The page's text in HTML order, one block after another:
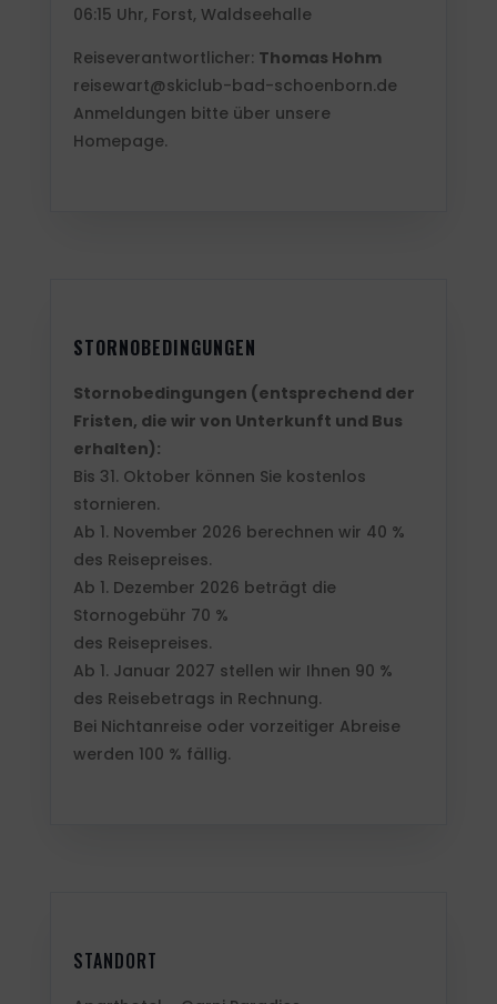
06:15 Uhr, Forst, Waldseehalle
Reiseverantwortlicher: Thomas Hohm
reisewart@skiclub-bad-schoenborn.de
Anmeldungen bitte über unsere
Homepage.
STORNOBEDINGUNGEN
Stornobedingungen (entsprechend der
Fristen, die wir von Unterkunft und Bus
erhalten):
Bis 31. Oktober können Sie kostenlos
stornieren.
Ab 1. November 2026 berechnen wir 40 %
des Reisepreises.
Ab 1. Dezember 2026 beträgt die
Stornogebühr 70 %
des Reisepreises.
Ab 1. Januar 2027 stellen wir Ihnen 90 %
des Reisebetrags in Rechnung.
Bei Nichtanreise oder vorzeitiger Abreise
werden 100 % fällig.
STANDORT